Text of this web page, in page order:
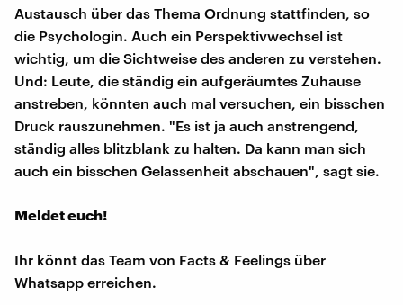
Austausch über das Thema Ordnung stattfinden, so
die Psychologin. Auch ein Perspektivwechsel ist
wichtig, um die Sichtweise des anderen zu verstehen.
Und: Leute, die ständig ein aufgeräumtes Zuhause
anstreben, könnten auch mal versuchen, ein bisschen
Druck rauszunehmen. "Es ist ja auch anstrengend,
ständig alles blitzblank zu halten. Da kann man sich
auch ein bisschen Gelassenheit abschauen", sagt sie.
Meldet euch!
Ihr könnt das Team von Facts & Feelings über
Whatsapp erreichen.